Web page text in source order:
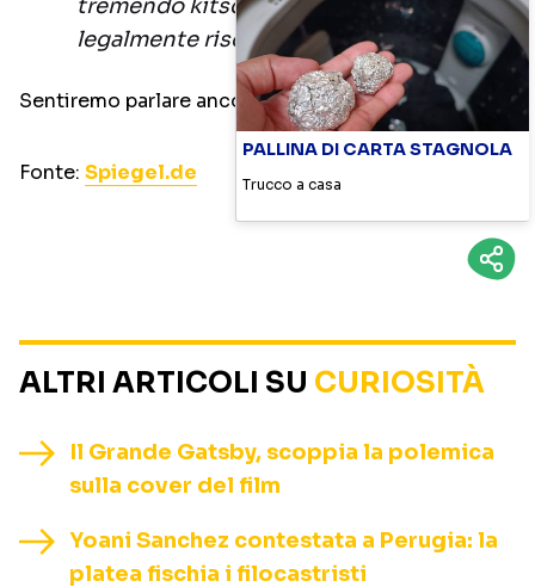
tremendo kitsch. Se procedo
legalmente rischio di fargli pubblicità”.
Sentiremo parlare ancora di questa storia…
Fonte: Spiegel.de
ALTRI ARTICOLI SU CURIOSITÀ
Il Grande Gatsby, scoppia la polemica
sulla cover del film
Yoani Sanchez contestata a Perugia: la
platea fischia i filocastristi
PALLINA DI CARTA STAGNOLA
Trucco a casa